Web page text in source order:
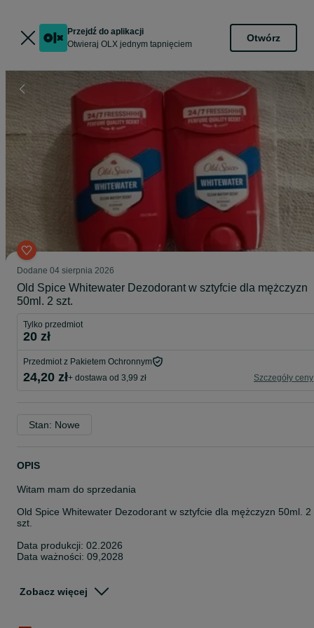
Przejdź do aplikacji
Otwieraj OLX jednym tapnięciem
Otwórz
Dodane 04 sierpnia 2026
Old Spice Whitewater Dezodorant w sztyfcie dla mężczyzn
50ml. 2 szt.
Tylko przedmiot
20 zł
Przedmiot z Pakietem Ochronnym
24,20 zł+ dostawa od 3,99 zł Szczegóły ceny
Stan: Nowe
OPIS
Witam mam do sprzedania
Old Spice Whitewater Dezodorant w sztyfcie dla mężczyzn 50ml. 2
szt.
Data produkcji: 02.2026
Data ważności: 09,2028
Zobacz więcej